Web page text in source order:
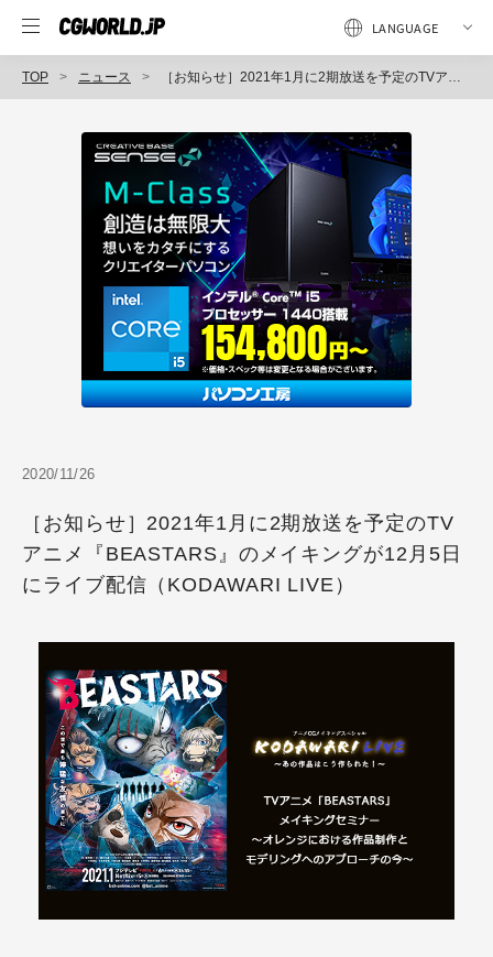
TOP ニュース ［お知らせ］2021年1月に2期放送を予定のTVアニメ『BEASTARS』のメイキングが12月5日にライブ配信（KODAWARI LIVE）
2020/11/26
［お知らせ］2021年1月に2期放送を予定のTV
アニメ『BEASTARS』のメイキングが12月5日
にライブ配信（KODAWARI LIVE）